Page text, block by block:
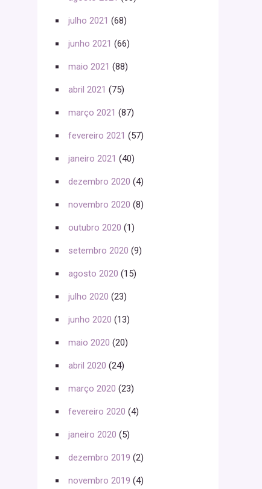
julho 2021 (68)
junho 2021 (66)
maio 2021 (88)
abril 2021 (75)
março 2021 (87)
fevereiro 2021 (57)
janeiro 2021 (40)
dezembro 2020 (4)
novembro 2020 (8)
outubro 2020 (1)
setembro 2020 (9)
agosto 2020 (15)
julho 2020 (23)
junho 2020 (13)
maio 2020 (20)
abril 2020 (24)
março 2020 (23)
fevereiro 2020 (4)
janeiro 2020 (5)
dezembro 2019 (2)
novembro 2019 (4)